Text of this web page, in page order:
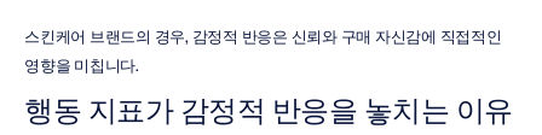
스킨케어 브랜드의 경우, 감정적 반응은 신뢰와 구매 자신감에 직접적인
영향을 미칩니다.
행동 지표가 감정적 반응을 놓치는 이유